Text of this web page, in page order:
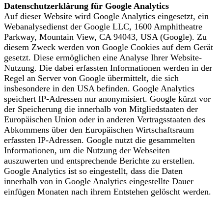
Datenschutzerklärung für Google Analytics
Auf dieser Website wird Google Analytics eingesetzt, ein
Webanalysedienst der Google LLC, 1600 Amphitheatre
Parkway, Mountain View, CA 94043, USA (Google). Zu
diesem Zweck werden von Google Cookies auf dem Gerät
gesetzt. Diese ermöglichen eine Analyse Ihrer Website-
Nutzung. Die dabei erfassten Informationen werden in der
Regel an Server von Google übermittelt, die sich
insbesondere in den USA befinden. Google Analytics
speichert IP-Adressen nur anonymisiert. Google kürzt vor
der Speicherung die innerhalb von Mitgliedstaaten der
Europäischen Union oder in anderen Vertragsstaaten des
Abkommens über den Europäischen Wirtschaftsraum
erfassten IP-Adressen. Google nutzt die gesammelten
Informationen, um die Nutzung der Webseiten
auszuwerten und entsprechende Berichte zu erstellen.
Google Analytics ist so eingestellt, dass die Daten
innerhalb von in Google Analytics eingestellte Dauer
einfügen Monaten nach ihrem Entstehen gelöscht werden.